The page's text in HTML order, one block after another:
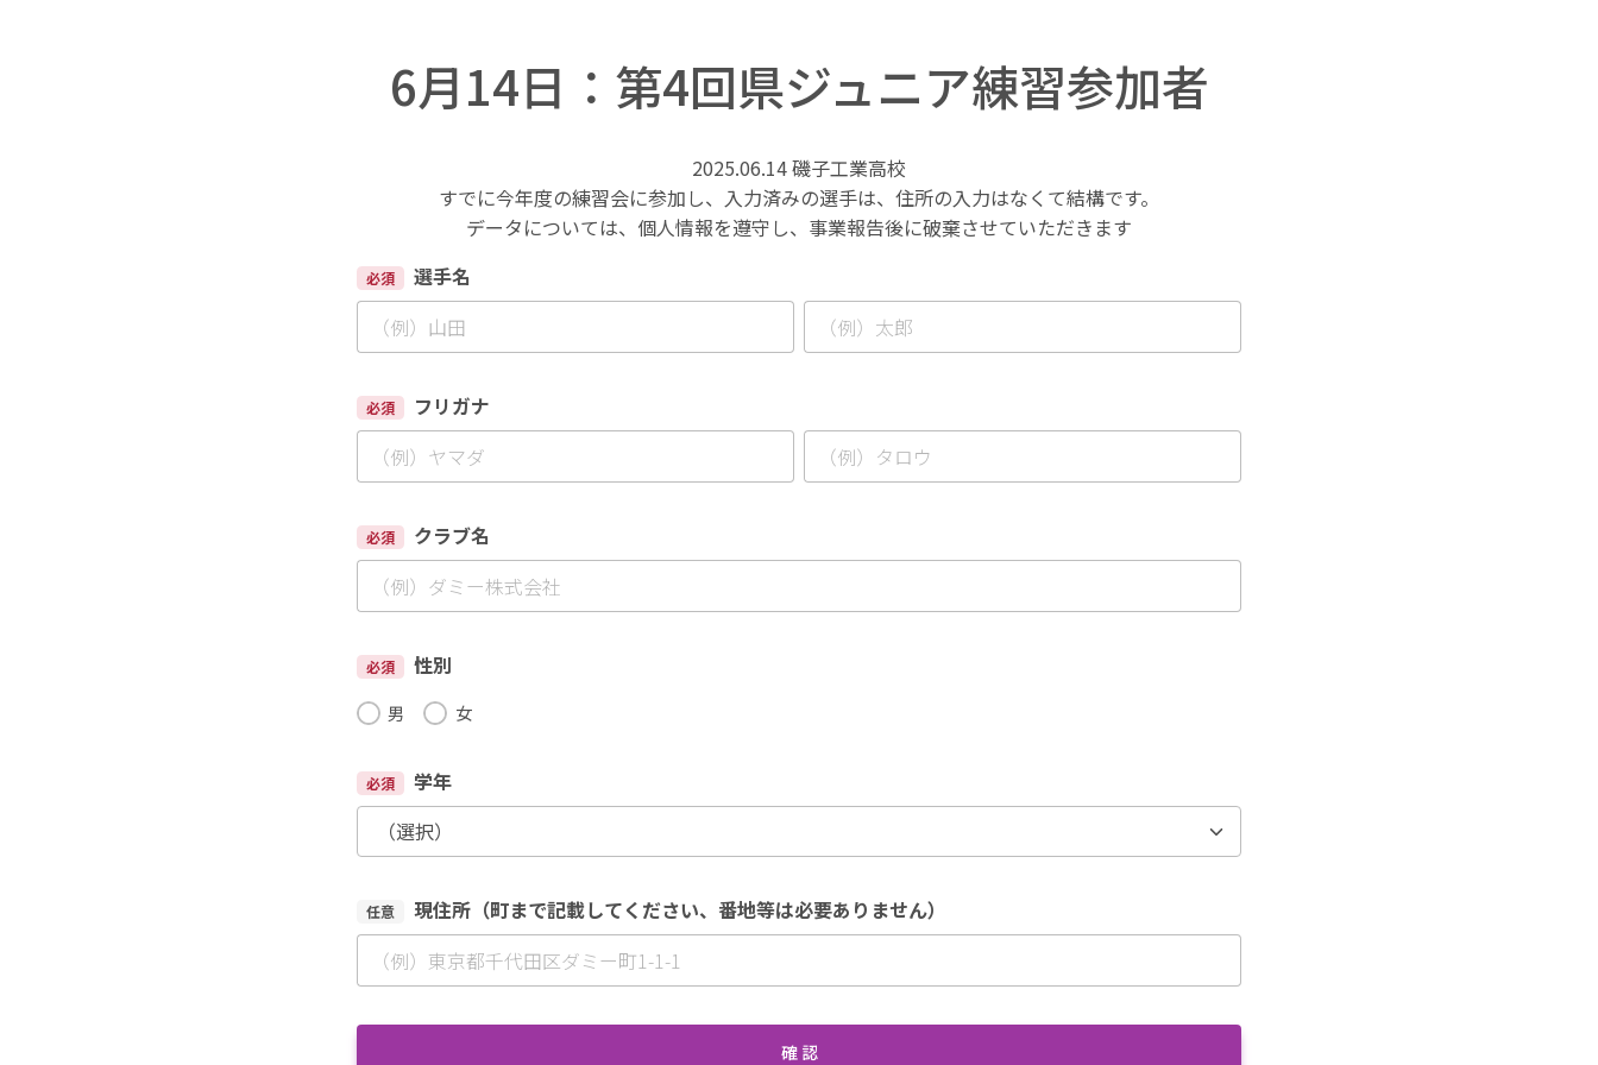
6月14日：第4回県ジュニア練習参加者
2025.06.14 磯子工業高校
すでに今年度の練習会に参加し、入力済みの選手は、住所の入力はなくて結構です。
データについては、個人情報を遵守し、事業報告後に破棄させていただきます
必須 選手名
必須 フリガナ
必須 クラブ名
必須 性別
男 女
必須 学年
任意 現住所（町まで記載してください、番地等は必要ありません）
確 認